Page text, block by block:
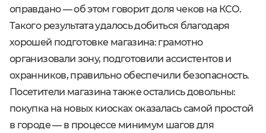
оправдано — об этом говорит доля чеков на КСО.
Такого результата удалось добиться благодаря
хорошей подготовке магазина: грамотно
организовали зону, подготовили ассистентов и
охранников, правильно обеспечили безопасность.
Посетители магазина также остались довольны:
покупка на новых киосках оказалась самой простой
в городе — в процессе минимум шагов для